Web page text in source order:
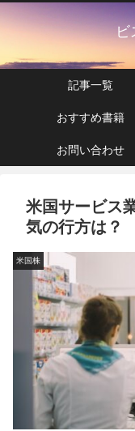
ビ
記事一覧
おすすめ書籍
お問い合わせ
米国サービス
気の行方は？
米国株